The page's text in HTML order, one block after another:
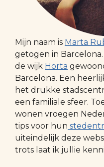
Mijn naam is Marta
getogen in
de wijk Horta
Barcelona. Een
het drukke
een familiale sfeer.
wonen vroegen
tips voor hun
uiteindelijk deze
trots laat ik jullie